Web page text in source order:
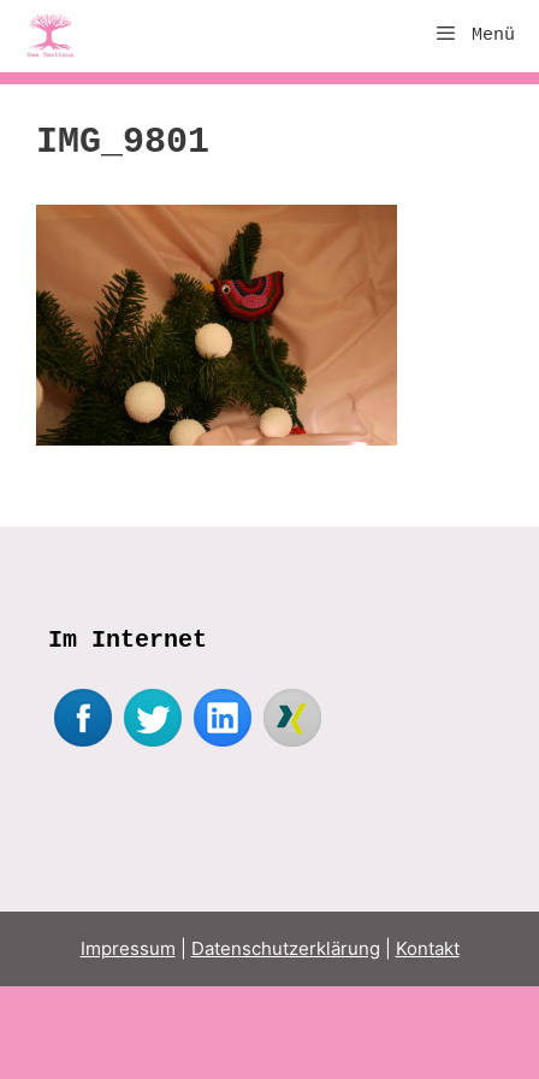
Zum
Inhalt
springen
Menü
IMG_9801
Im Internet
Impressum Datenschutzerklärung Kontakt